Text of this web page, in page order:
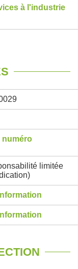
à l'industrie
numéro
limitée